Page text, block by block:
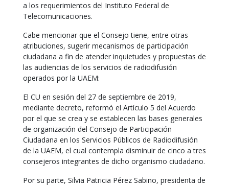
a los requerimientos del Instituto Federal de
Telecomunicaciones.
Cabe mencionar que el Consejo tiene, entre otras
atribuciones, sugerir mecanismos de participación
ciudadana a fin de atender inquietudes y propuestas de
las audiencias de los servicios de radiodifusión
operados por la UAEM:
El CU en sesión del 27 de septiembre de 2019,
mediante decreto, reformó el Artículo 5 del Acuerdo
por el que se crea y se establecen las bases generales
de organización del Consejo de Participación
Ciudadana en los Servicios Públicos de Radiodifusión
de la UAEM, el cual contempla disminuir de cinco a tres
consejeros integrantes de dicho organismo ciudadano.
Por su parte, Silvia Patricia Pérez Sabino, presidenta de